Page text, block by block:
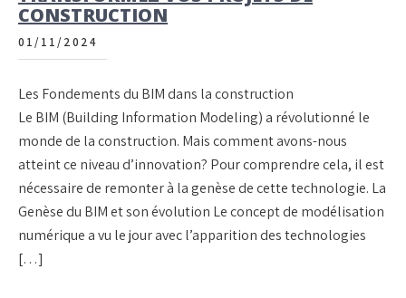
CONSTRUCTION
01/11/2024
Les Fondements du BIM dans la construction
Le BIM (Building Information Modeling) a révolutionné le
monde de la construction. Mais comment avons-nous
atteint ce niveau d’innovation? Pour comprendre cela, il est
nécessaire de remonter à la genèse de cette technologie. La
Genèse du BIM et son évolution Le concept de modélisation
numérique a vu le jour avec l’apparition des technologies
[…]